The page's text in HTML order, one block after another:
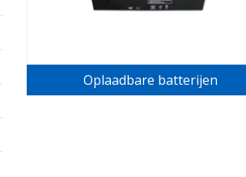
Oplaadbare batterijen